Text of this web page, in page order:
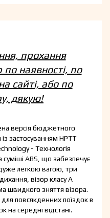
прохання
наявності, по
сайті, або по
дякую!
версія бюджетного
застосуванням HPTT
- Технологія
суміші ABS, що забезпечує
легкою вагою, три
візор класу А
швидкого зняття візора.
повсякденних поїздок в
на середні відстані.